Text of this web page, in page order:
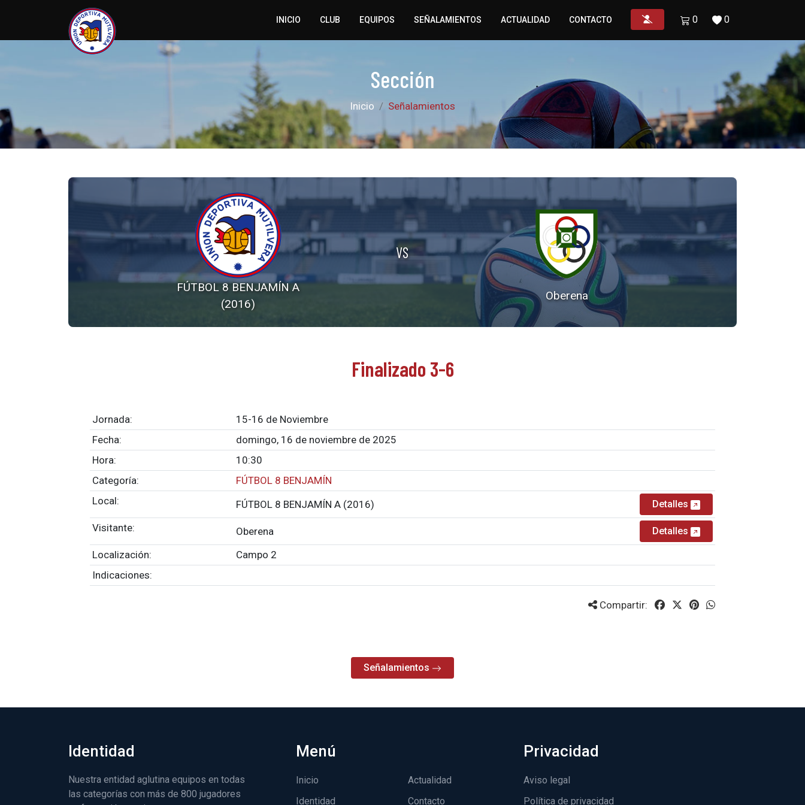
INICIO CLUB EQUIPOS SEÑALAMIENTOS ACTUALIDAD CONTACTO 0 0
Sección
Inicio Señalamientos
FÚTBOL 8 BENJAMÍN A
(2016)
VS
Oberena
Finalizado 3-6
Jornada:
15-16 de Noviembre
Fecha:
domingo, 16 de noviembre de 2025
Hora:
10:30
Categoría:
FÚTBOL 8 BENJAMÍN
Local:
FÚTBOL 8 BENJAMÍN A (2016) Detalles
Visitante: Oberena Detalles
Localización:
Campo 2
Indicaciones:
Compartir:
Señalamientos
Identidad
Nuestra entidad aglutina equipos en todas
las categorías con más de 800 jugadores
Menú
Inicio
Identidad
Actualidad
Contacto
Privacidad
Aviso legal
Política de privacidad